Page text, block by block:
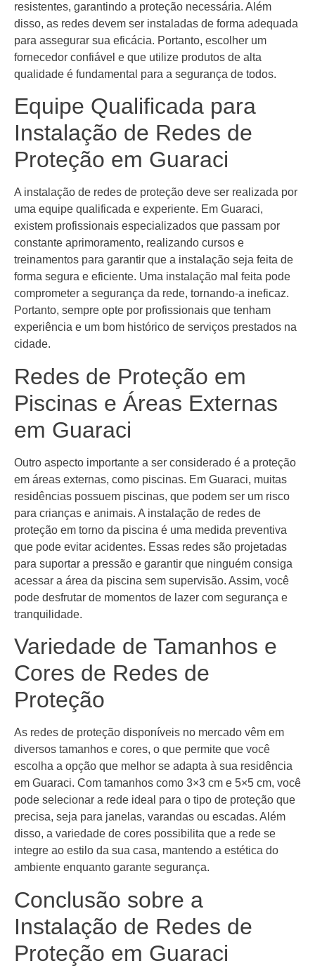
resistentes, garantindo a proteção necessária. Além
disso, as redes devem ser instaladas de forma adequada
para assegurar sua eficácia. Portanto, escolher um
fornecedor confiável e que utilize produtos de alta
qualidade é fundamental para a segurança de todos.
Equipe Qualificada para
Instalação de Redes de
Proteção em Guaraci
A instalação de redes de proteção deve ser realizada por
uma equipe qualificada e experiente. Em Guaraci,
existem profissionais especializados que passam por
constante aprimoramento, realizando cursos e
treinamentos para garantir que a instalação seja feita de
forma segura e eficiente. Uma instalação mal feita pode
comprometer a segurança da rede, tornando-a ineficaz.
Portanto, sempre opte por profissionais que tenham
experiência e um bom histórico de serviços prestados na
cidade.
Redes de Proteção em
Piscinas e Áreas Externas
em Guaraci
Outro aspecto importante a ser considerado é a proteção
em áreas externas, como piscinas. Em Guaraci, muitas
residências possuem piscinas, que podem ser um risco
para crianças e animais. A instalação de redes de
proteção em torno da piscina é uma medida preventiva
que pode evitar acidentes. Essas redes são projetadas
para suportar a pressão e garantir que ninguém consiga
acessar a área da piscina sem supervisão. Assim, você
pode desfrutar de momentos de lazer com segurança e
tranquilidade.
Variedade de Tamanhos e
Cores de Redes de
Proteção
As redes de proteção disponíveis no mercado vêm em
diversos tamanhos e cores, o que permite que você
escolha a opção que melhor se adapta à sua residência
em Guaraci. Com tamanhos como 3×3 cm e 5×5 cm, você
pode selecionar a rede ideal para o tipo de proteção que
precisa, seja para janelas, varandas ou escadas. Além
disso, a variedade de cores possibilita que a rede se
integre ao estilo da sua casa, mantendo a estética do
ambiente enquanto garante segurança.
Conclusão sobre a
Instalação de Redes de
Proteção em Guaraci